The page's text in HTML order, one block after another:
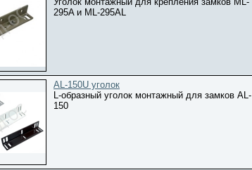
295A и ML-295AL
AL-150U уголок
L-образный уголок монтажный для замков AL-
150